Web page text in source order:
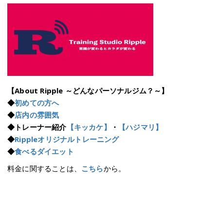
【About Ripple ～どんなパーソナルジム？～】
◆初めての方へ
◆店内の雰囲気
◆トレーナー紹介【キッカケ】 ・
【ハジマリ】
◆Rippleオリジナルトレーニング
◆食べるダイエット
料金に関することは、 こちらから。